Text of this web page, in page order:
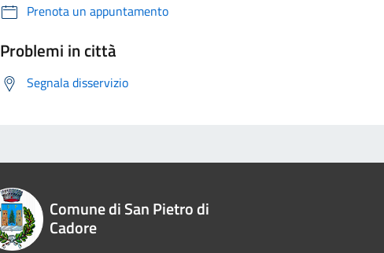
Prenota un appuntamento
Problemi in città
Segnala disservizio
Comune di San Pietro di
Cadore